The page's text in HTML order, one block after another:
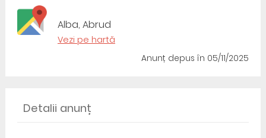
Alba, Abrud
Vezi pe hartă
Anunț depusîn 05/11/2025
Detalii anunț